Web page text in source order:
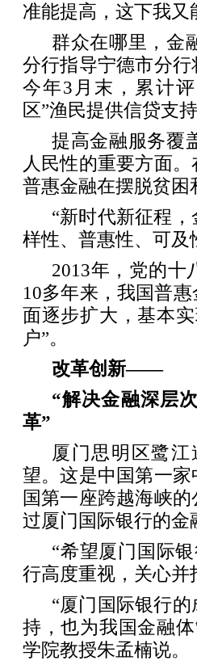
准能提高，这下我又
群众在哪里，金
分行指导宁德市分
今年3月末，累计
区”渔民提供信贷支
提高金融服务覆
人民性的重要方面
普惠金融在摆脱贫
“新时代新征程
样性、普惠性、可及
2013年，党的十
10多年来，我国普
面逐步扩大，基本
户”。
改革创新——
“解决金融深层
革”
厦门思明区鹭
望。这是中国第一
国第一座跨越海峡
过厦门国际银行的金
“希望厦门国际
行高度重视，关心
“厦门国际银行
持，也为我国金融
学院教授朱孟楠说。